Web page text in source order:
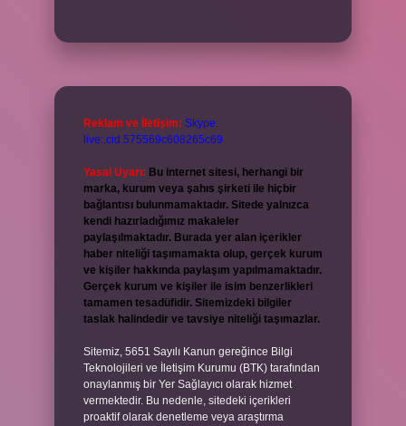
Reklam ve İletişim: Skype:
live:.cid.575569c608265c69
Yasal Uyarı: Bu internet sitesi, herhangi bir
marka, kurum veya şahıs şirketi ile hiçbir
bağlantısı bulunmamaktadır. Sitede yalnızca
kendi hazırladığımız makaleler
paylaşılmaktadır. Burada yer alan içerikler
haber niteliği taşımamakta olup, gerçek kurum
ve kişiler hakkında paylaşım yapılmamaktadır.
Gerçek kurum ve kişiler ile isim benzerlikleri
tamamen tesadüfidir. Sitemizdeki bilgiler
taslak halindedir ve tavsiye niteliği taşımazlar.
Sitemiz, 5651 Sayılı Kanun gereğince Bilgi
Teknolojileri ve İletişim Kurumu (BTK) tarafından
onaylanmış bir Yer Sağlayıcı olarak hizmet
vermektedir. Bu nedenle, sitedeki içerikleri
proaktif olarak denetleme veya araştırma